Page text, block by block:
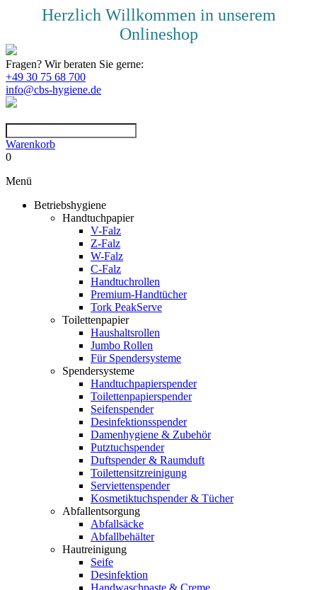
Herzlich Willkommen in unserem
Onlineshop
Fragen? Wir beraten Sie gerne:
+49 30 75 68 700
info@cbs-hygiene.de
Warenkorb
0
Menü
Betriebshygiene
Handtuchpapier
V-Falz
Z-Falz
W-Falz
C-Falz
Handtuchrollen
Premium-Handtücher
Tork PeakServe
Toilettenpapier
Haushaltsrollen
Jumbo Rollen
Für Spendersysteme
Spendersysteme
Handtuchpapierspender
Toilettenpapierspender
Seifenspender
Desinfektionsspender
Damenhygiene & Zubehör
Putztuchspender
Duftspender & Raumduft
Toilettensitzreinigung
Serviettenspender
Kosmetiktuchspender & Tücher
Abfallentsorgung
Abfallsäcke
Abfallbehälter
Hautreinigung
Seife
Desinfektion
Handwaschpaste & Creme